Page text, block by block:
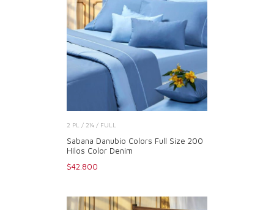
2 PL / 2¼ / FULL
Sabana Danubio Colors Full Size 200
Hilos Color Denim
$42.800